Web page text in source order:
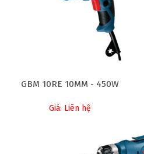
GBM 10RE 10MM - 450W
Giá: Liên hệ